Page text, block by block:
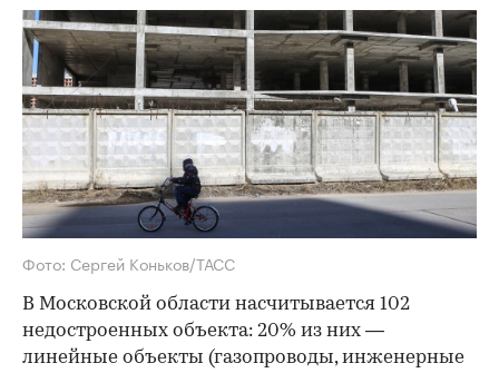
Фото: Сергей Коньков/ТАСС
В Московской области насчитывается 102
недостроенных объекта: 20% из них —
линейные объекты (газопроводы, инженерные